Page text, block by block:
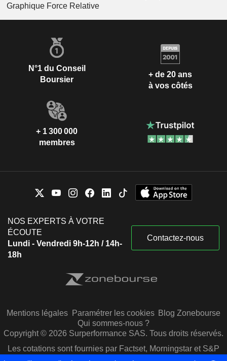
Graphique Force Relative
N°1 du Conseil
Boursier
+ de 20 ans
à vos côtés
+ 1 300 000
membres
NOS EXPERTS À VOTRE
ÉCOUTE
Lundi - Vendredi 9h-12h / 14h-
18h
Contactez-nous
Mentions légales Paramétrer les cookies Blog Zonebourse
Qui sommes-nous ?
Copyright © 2026 Surperformance SAS. Tous droits réservés.
Les cotations sont fournies par Factset, Morningstar et S&P
Capital IQ